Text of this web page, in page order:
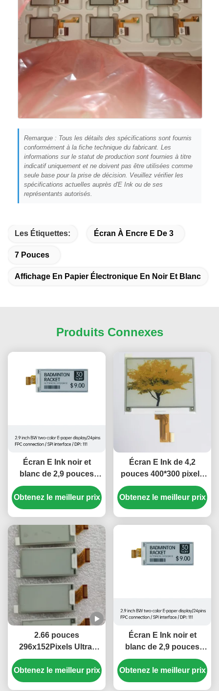
Remarque : Tous les détails des spécifications sont fournis
conformément à la fiche technique du fabricant. Les
informations sur le statut de production sont fournies à titre
indicatif uniquement et ne doivent pas être utilisées comme
seule base pour la prise de décision. Veuillez vérifier les
spécifications actuelles auprès d'E Ink ou de ses
représentants autorisés.
Les Étiquettes: Écran À Encre E De 3
7 Pouces
Affichage En Papier Électronique En Noir Et Blanc
Produits Connexes
Écran E Ink noir et
blanc de 2,9 pouces
avec interface SPI pour
ESL et commerce de
détail intelligents
Obtenez le meilleur prix
Écran E Ink de 4,2
pouces 400*300 pixels
pour étiquette
électronique d'étalage
avec consommation
Obtenez le meilleur prix
2.66 pouces
296x152Pixels Ultra-
faible consommation
électrique E Ink Display
pour étiquette
Obtenez le meilleur prix
Écran E Ink noir et
blanc de 2,9 pouces
avec interface SPI pour
ESL et commerce de
détail intelligents
Obtenez le meilleur prix